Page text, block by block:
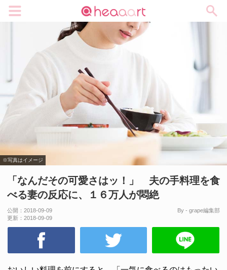
※写真はイメージ
「なんだその可愛さはッ！」 夫の手料理を食
べる妻の反応に、１６万人が悶絶
公開： 2018-09-09
更新： 2018-09-09
By - grape編集部